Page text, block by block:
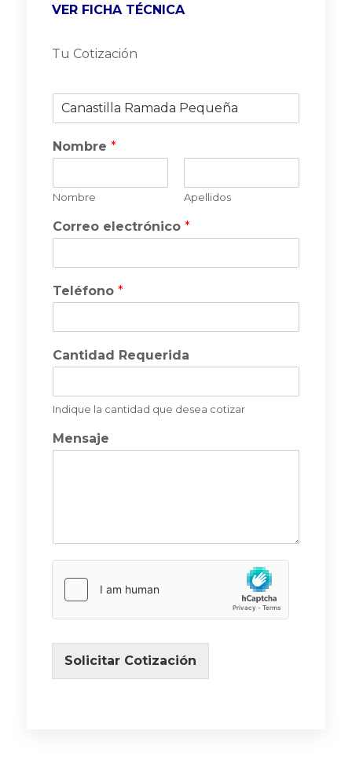
VER FICHA TÉCNICA
Tu Cotización
d
u
t
Nombre *
Nombre Apellidos
Correo electrónico *
Teléfono *
Cantidad Requerida
Indique la cantidad que desea cotizar
Mensaje
Solicitar Cotización